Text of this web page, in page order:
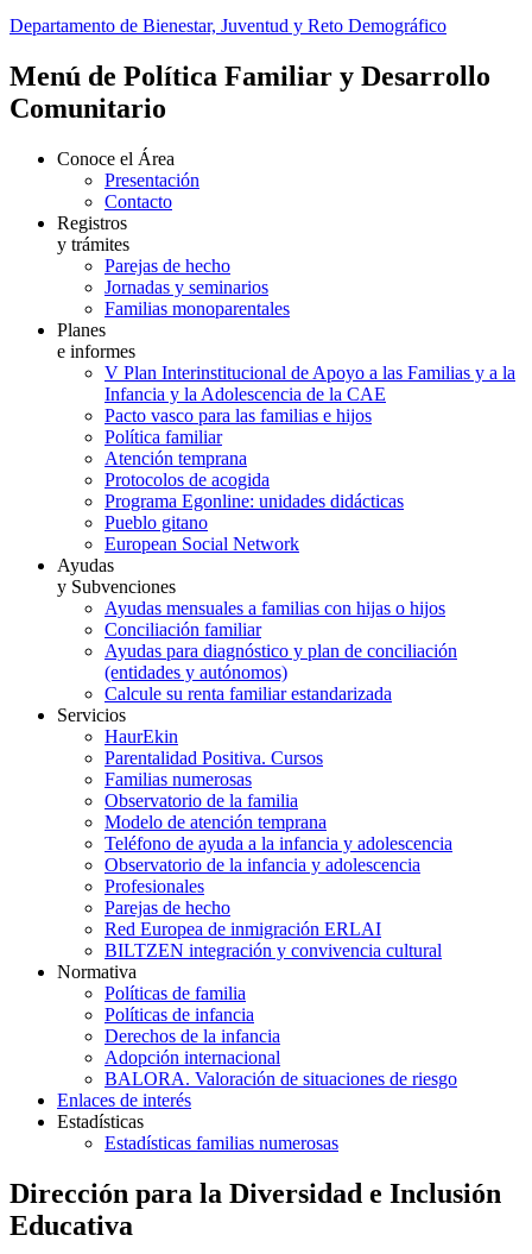
Departamento de Bienestar, Juventud y Reto Demográfico
Menú de Política Familiar y Desarrollo
Comunitario
Conoce el Área
Presentación
Contacto
Registros
y trámites
Parejas de hecho
Jornadas y seminarios
Familias monoparentales
Planes
e informes
V Plan Interinstitucional de Apoyo a las Familias y a la
Infancia y la Adolescencia de la CAE
Pacto vasco para las familias e hijos
Política familiar
Atención temprana
Protocolos de acogida
Programa Egonline: unidades didácticas
Pueblo gitano
European Social Network
Ayudas
y Subvenciones
Ayudas mensuales a familias con hijas o hijos
Conciliación familiar
Ayudas para diagnóstico y plan de conciliación
(entidades y autónomos)
Calcule su renta familiar estandarizada
Servicios
HaurEkin
Parentalidad Positiva. Cursos
Familias numerosas
Observatorio de la familia
Modelo de atención temprana
Teléfono de ayuda a la infancia y adolescencia
Observatorio de la infancia y adolescencia
Profesionales
Parejas de hecho
Red Europea de inmigración ERLAI
BILTZEN integración y convivencia cultural
Normativa
Políticas de familia
Políticas de infancia
Derechos de la infancia
Adopción internacional
BALORA. Valoración de situaciones de riesgo
Enlaces de interés
Estadísticas
Estadísticas familias numerosas
Dirección para la Diversidad e Inclusión
Educativa